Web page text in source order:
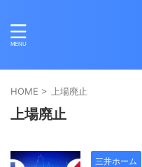
HOME > 上場廃止
上場廃止
三井ホーム